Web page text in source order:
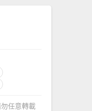
任意轉載